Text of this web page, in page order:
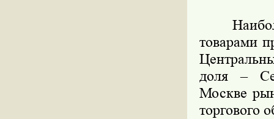
товарами
доля –
Москве
торгового